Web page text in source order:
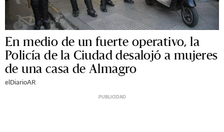
En medio de un fuerte operativo, la
Policía de la Ciudad desalojó a mujeres
de una casa de Almagro
elDiarioAR